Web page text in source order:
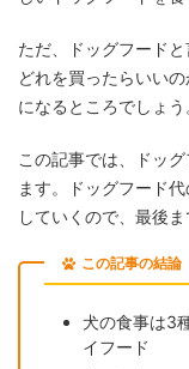
ただ、ドッグフード
どれを買ったらいい
になるところでしょう
この記事では、ドッ
ます。ドッグフード
していくので、最後
この記事の結論
犬の食事は3
イフード